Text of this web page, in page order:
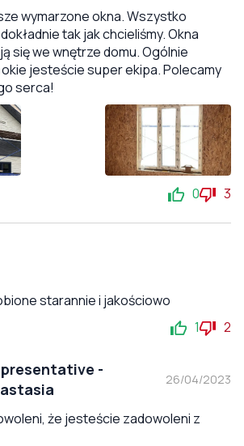
wymarzone okna. Wszystko
tak jak chcieliśmy. Okna
się we wnętrze domu. Ogólnie
jesteście super ekipa. Polecamy
serca!
0 3
starannie i jakościowo
1 2
-
26/04/2023
że jesteście zadowoleni z